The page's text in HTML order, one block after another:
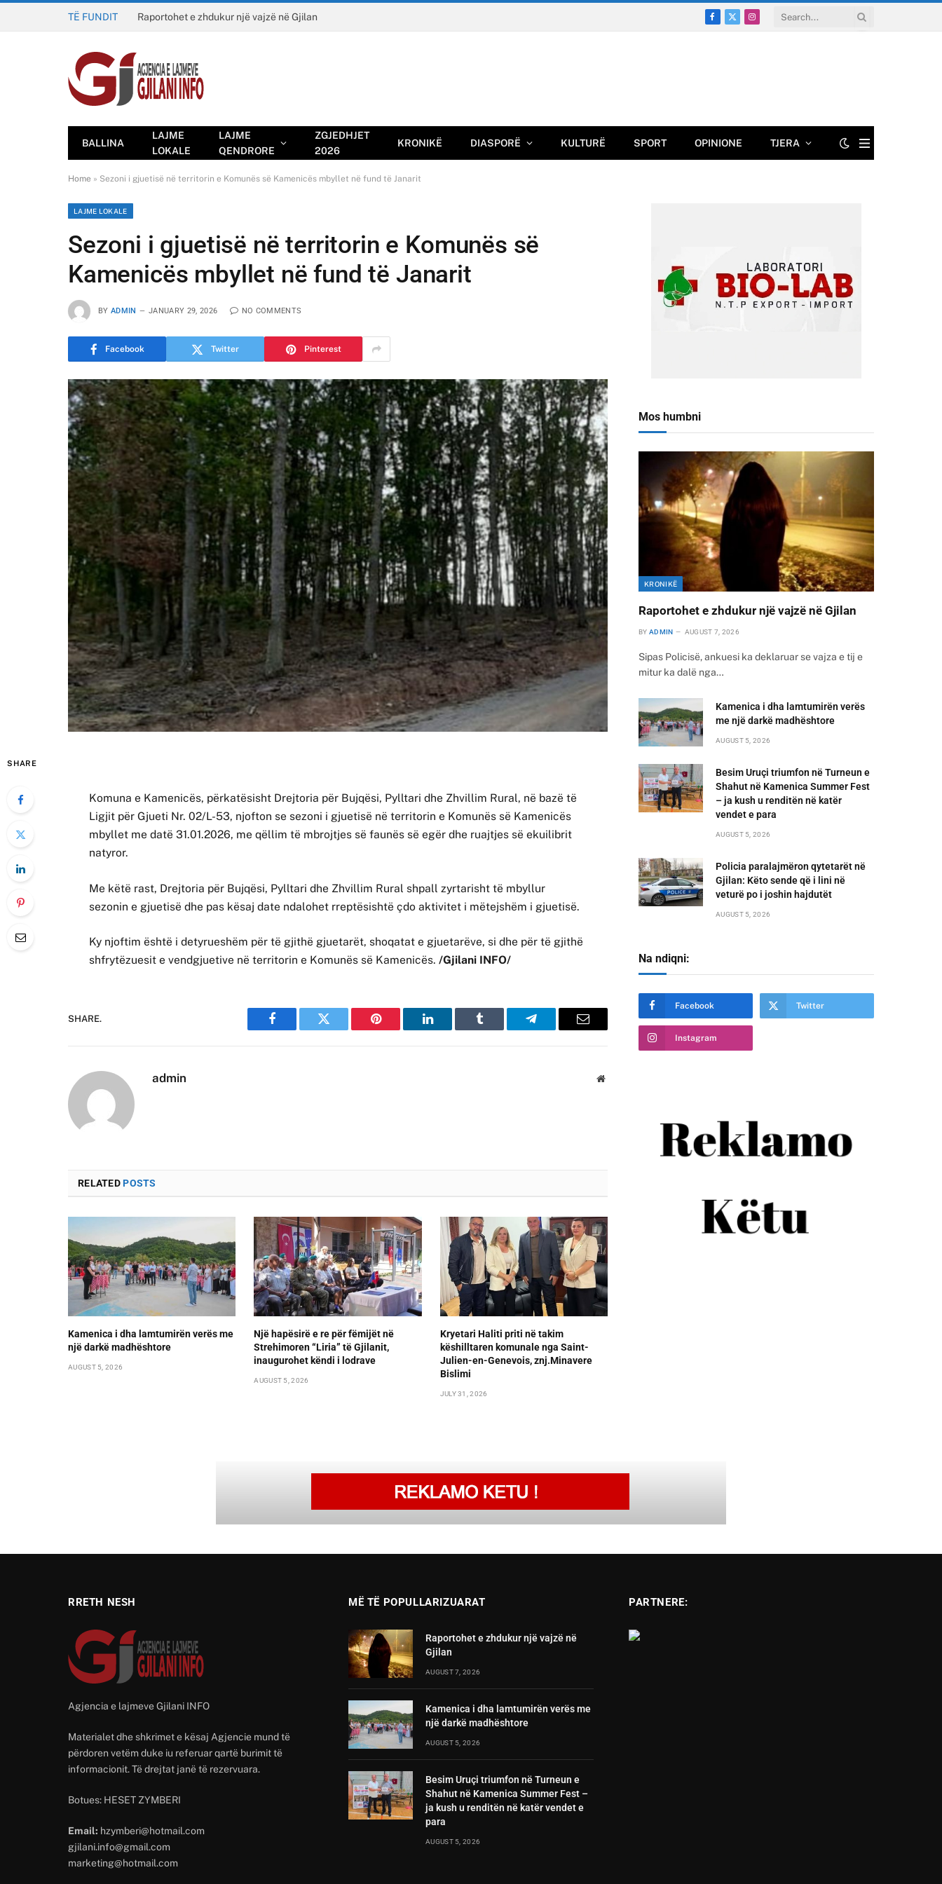
TË FUNDIT Raportohet e zhdukur një vajzë në Gjilan
Facebook
X
Instagram
BALLINA
LAJME
LOKALE
LAJME
QENDRORE
ZGJEDHJET
2026
KRONIKË DIASPORË KULTURË SPORT OPINIONE TJERA
Home » Sezoni i gjuetisë në territorin e Komunës së Kamenicës mbyllet në fund të Janarit
LAJME LOKALE
Sezoni i gjuetisë në territorin e Komunës së
Kamenicës mbyllet në fund të Janarit
BY ADMIN JANUARY 29, 2026 NO COMMENTS
Facebook Twitter Pinterest
SHARE
Komuna e Kamenicës, përkatësisht Drejtoria për Bujqësi, Pylltari dhe Zhvillim Rural, në bazë të
Ligjit për Gjueti Nr. 02/L-53, njofton se sezoni i gjuetisë në territorin e Komunës së Kamenicës
mbyllet me datë 31.01.2026, me qëllim të mbrojtjes së faunës së egër dhe ruajtjes së ekuilibrit
natyror.
Me këtë rast, Drejtoria për Bujqësi, Pylltari dhe Zhvillim Rural shpall zyrtarisht të mbyllur
sezonin e gjuetisë dhe pas kësaj date ndalohet rreptësishtë çdo aktivitet i mëtejshëm i gjuetisë.
Ky njoftim është i detyrueshëm për të gjithë gjuetarët, shoqatat e gjuetarëve, si dhe për të gjithë
shfrytëzuesit e vendgjuetive në territorin e Komunës së Kamenicës./Gjilani INFO/
SHARE.
Facebook Twitter Pinterest LinkedIn Tumblr Telegram Email
admin Website
RELATEDPOSTS
Kamenica i dha lamtumirën verës me
një darkë madhështore
AUGUST 5, 2026
Një hapësirë e re për fëmijët në
Strehimoren “Liria” të Gjilanit,
inaugurohet këndi i lodrave
AUGUST 5, 2026
Kryetari Haliti priti në takim
këshilltaren komunale nga Saint-
Julien-en-Genevois, znj.Minavere
Bislimi
JULY 31, 2026
Mos humbni
KRONIKË
Raportohet e zhdukur një vajzë në Gjilan
BY ADMIN AUGUST 7, 2026
Sipas Policisë, ankuesi ka deklaruar se vajza e tij e
mitur ka dalë nga…
Kamenica i dha lamtumirën verës
me një darkë madhështore
AUGUST 5, 2026
Besim Uruçi triumfon në Turneun e
Shahut në Kamenica Summer Fest
– ja kush u renditën në katër
vendet e para
AUGUST 5, 2026
Policia paralajmëron qytetarët në
Gjilan: Këto sende që i lini në
veturë po i joshin hajdutët
AUGUST 5, 2026
Na ndiqni:
Facebook Twitter
Instagram
RRETH NESH
Agjencia e lajmeve Gjilani INFO
Materialet dhe shkrimet e kësaj Agjencie mund të
përdoren vetëm duke iu referuar qartë burimit të
informacionit. Të drejtat janë të rezervuara.
Botues: HESET ZYMBERI
Email: hzymberi@hotmail.com
gjilani.info@gmail.com
marketing@hotmail.com
MË TË POPULLARIZUARAT
Raportohet e zhdukur një vajzë në
Gjilan
AUGUST 7, 2026
Kamenica i dha lamtumirën verës me
një darkë madhështore
AUGUST 5, 2026
Besim Uruçi triumfon në Turneun e
Shahut në Kamenica Summer Fest –
ja kush u renditën në katër vendet e
para
AUGUST 5, 2026
PARTNERE: